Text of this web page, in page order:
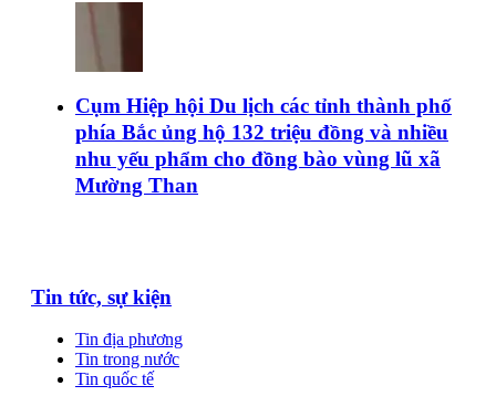
Cụm Hiệp hội Du lịch các tỉnh thành phố
phía Bắc ủng hộ 132 triệu đồng và nhiều
nhu yếu phẩm cho đồng bào vùng lũ xã
Mường Than
Tin tức, sự kiện
Tin địa phương
Tin trong nước
Tin quốc tế